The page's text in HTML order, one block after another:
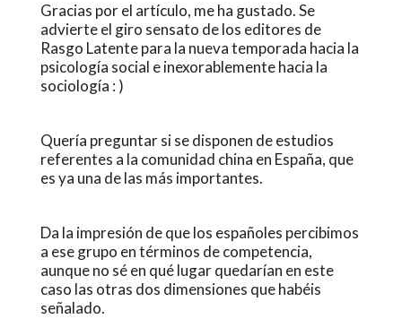
Gracias por el artículo, me ha gustado. Se
advierte el giro sensato de los editores de
Rasgo Latente para la nueva temporada hacia la
psicología social e inexorablemente hacia la
sociología : )
Quería preguntar si se disponen de estudios
referentes a la comunidad china en España, que
es ya una de las más importantes.
Da la impresión de que los españoles percibimos
a ese grupo en términos de competencia,
aunque no sé en qué lugar quedarían en este
caso las otras dos dimensiones que habéis
señalado.